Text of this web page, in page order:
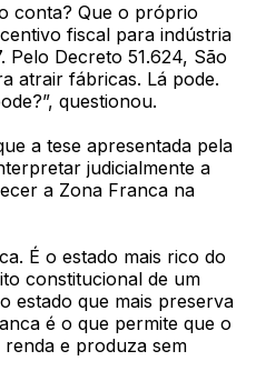
conta? Que o próprio
fiscal para indústria
Pelo Decreto 51.624, São
atrair fábricas. Lá pode.
questionou.
a tese apresentada pela
judicialmente a
a Zona Franca na
É o estado mais rico do
constitucional de um
estado que mais preserva
é o que permite que o
e produza sem